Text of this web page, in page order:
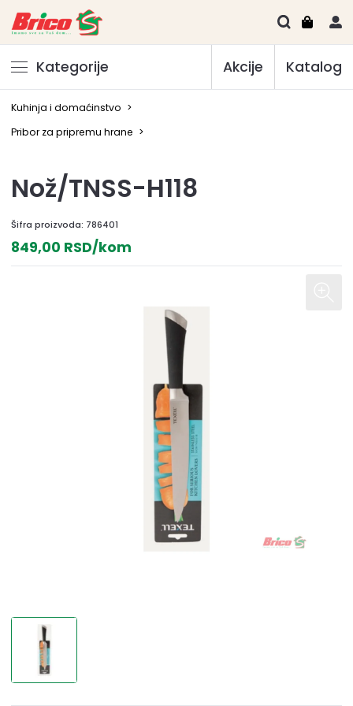
Kategorije Akcije Katalog
Kuhinja i domaćinstvo >
Pribor za pripremu hrane >
Nož/TNSS-H118
Šifra proizvoda: 786401
849,00 RSD/kom